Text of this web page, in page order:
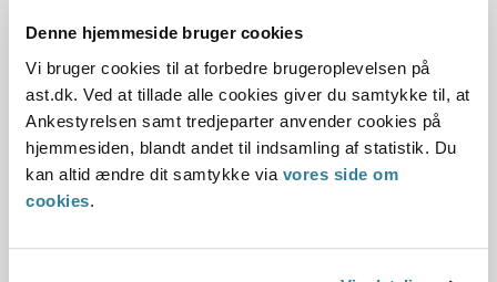
Denne hjemmeside bruger cookies
Vi bruger cookies til at forbedre brugeroplevelsen på
ast.dk. Ved at tillade alle cookies giver du samtykke til, at
Ankestyrelsen samt tredjeparter anvender cookies på
hjemmesiden, blandt andet til indsamling af statistik. Du
kan altid ændre dit samtykke via vores side om
cookies.
Fra engroshandel til administration
Jeg er uddannet engroshandelsassistent. Det tror jeg ikke,
der er så mange i administrationen, der er. Inden jeg kom til
Ankestyrelsen, havde jeg arbejdet i restaurationsbranchen,
i et marketingsbureau og som it-supporter. Jeg har en
kollega, der har samme arbejdsportefølje som mig, og hun
pædagog.